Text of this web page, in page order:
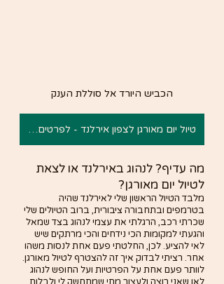
הכביש היורד אל סוללת הענק
טיול יום מאורגן לצפון אירלנד - לפרטים והזמנות
מה עדיף? לנהוג באירלנד או לצאת
לטיול יום מאורגן?
מלבד הטיול הראשון שלי לאירלנד שהיה
בטרמפים ובתחבורה ציבורית, ברוב הטיולים שלי
שכרתי רכב, הרגלתי את עצמי לנהוג בצד שמאל
והגעתי למקומות הכי נידחים והכי מרתקים שיש
לאי להציע. לכן, החלטתי פעם אחת לנסות משהו
אחר. רציתי לבדוק איך זה להצטרף לטיול מאורגן.
לוותר פעם אחת על הפרטיות ועל החופש לנהוג
לאן שאני רוצה ולעצור מתי שמתחשק לי ולבלות